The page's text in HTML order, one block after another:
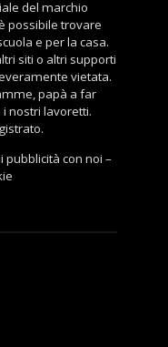
del marchio
possibile trovare
e per la casa.
siti o altri supporti
vietata.
papà a far
nostri lavoretti.
pubblicità con noi –